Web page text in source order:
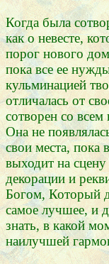
Когда была
как о невесте,
порог нового
пока все ее
кульминацией
отличалась от
сотворен со
Она не
свои места, пока
выходит на сцену
декорации и
Богом, Который
самое лучшее, и
знать, в какой
наилучшей